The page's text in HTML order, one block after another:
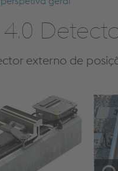
4.0
externo de